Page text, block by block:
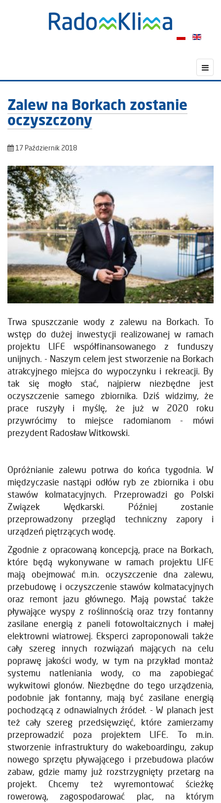
Zalew na Borkach zostanie
oczyszczony
17 Październik 2018
Trwa spuszczanie wody z zalewu na Borkach. To
wstęp do dużej inwestycji realizowanej w ramach
projektu LIFE współfinansowanego z funduszy
unijnych. - Naszym celem jest stworzenie na Borkach
atrakcyjnego miejsca do wypoczynku i rekreacji. By
tak się mogło stać, najpierw niezbędne jest
oczyszczenie samego zbiornika. Dziś widzimy, że
prace ruszyły i myślę, że już w 2020 roku
przywrócimy to miejsce radomianom - mówi
prezydent Radosław Witkowski.
Opróżnianie zalewu potrwa do końca tygodnia. W
międzyczasie nastąpi odłów ryb ze zbiornika i obu
stawów kolmatacyjnych. Przeprowadzi go Polski
Związek Wędkarski. Później zostanie
przeprowadzony przegląd techniczny zapory i
urządzeń piętrzących wodę.
Zgodnie z opracowaną koncepcją, prace na Borkach,
które będą wykonywane w ramach projektu LIFE
mają obejmować m.in. oczyszczenie dna zalewu,
przebudowę i oczyszczenie stawów kolmatacyjnych
oraz remont jazu głównego. Mają powstać także
pływające wyspy z roślinnością oraz trzy fontanny
zasilane energią z paneli fotowoltaicznych i małej
elektrowni wiatrowej. Eksperci zaproponowali także
cały szereg innych rozwiązań mających na celu
poprawę jakości wody, w tym na przykład montaż
systemu natleniania wody, co ma zapobiegać
wykwitowi glonów. Niezbędne do tego urządzenia,
podobnie jak fontanny, mają być zasilane energią
pochodzącą z odnawialnych źródeł. - W planach jest
też cały szereg przedsięwzięć, które zamierzamy
przeprowadzić poza projektem LIFE. To m.in.
stworzenie infrastruktury do wakeboardingu, zakup
nowego sprzętu pływającego i przebudowa placów
zabaw, gdzie mamy już rozstrzygnięty przetarg na
projekt. Chcemy też wyremontować ścieżkę
rowerową, zagospodarować plac, na którym